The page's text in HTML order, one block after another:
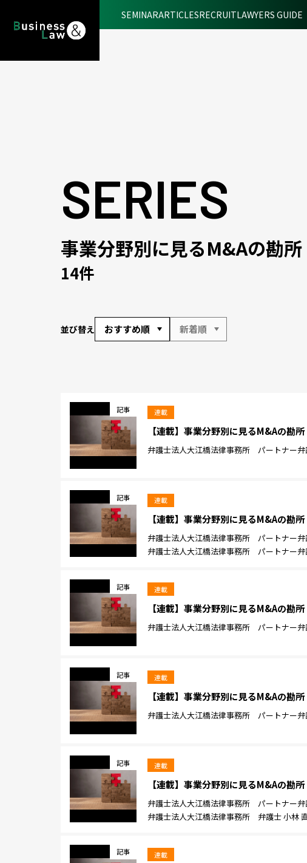
SEMINARARTICLESRECRUITLAWYERS GUIDE
SERIES
事業分野別に見るM&Aの勘所
14件
並び替え おすすめ順 新着順
記事 連載
【連載】事業分野別に見るM&Aの勘
弁護士法人大江橋法律事務所 パートナー弁
記事 連載
【連載】事業分野別に見るM&Aの勘
弁護士法人大江橋法律事務所 パートナー弁
弁護士法人大江橋法律事務所 パートナー弁
記事 連載
【連載】事業分野別に見るM&Aの勘
弁護士法人大江橋法律事務所 パートナー弁
記事 連載
【連載】事業分野別に見るM&Aの勘
弁護士法人大江橋法律事務所 パートナー弁
記事 連載
【連載】事業分野別に見るM&Aの勘
弁護士法人大江橋法律事務所 パートナー弁
弁護士法人大江橋法律事務所 弁護士 小林
記事 連載